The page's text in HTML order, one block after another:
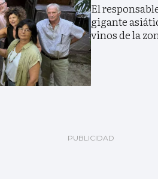
El
gigante
vinos de la